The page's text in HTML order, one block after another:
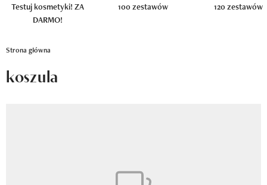
Testuj kosmetyki! ZA
DARMO!
100 zestawów 120 zestawów
Strona główna
koszula